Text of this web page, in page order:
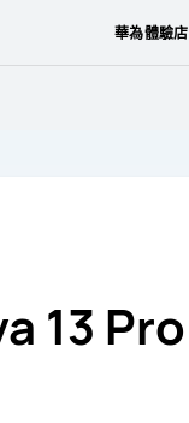
華為體驗店
13 Pro